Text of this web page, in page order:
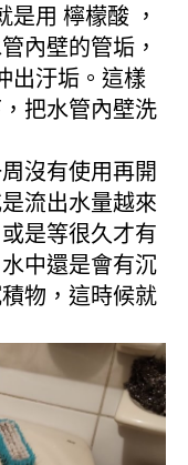
用 檸檬酸 ，
內壁的管垢，
出汙垢。這樣
把水管內壁洗
沒有使用再開
流出水量越來
是等很久才有
中還是會有沉
物，這時候就